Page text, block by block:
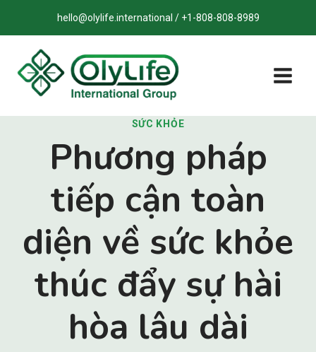
qua
dung
hello@olylife.international / +1-808-808-8989
SỨC KHỎE
Phương pháp
tiếp cận toàn
diện về sức khỏe
thúc đẩy sự hài
hòa lâu dài